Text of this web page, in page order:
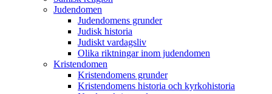
Judendomen
Judendomens grunder
Judisk historia
Judiskt vardagsliv
Olika riktningar inom judendomen
Kristendomen
Kristendomens grunder
Kristendomens historia och kyrkohistoria